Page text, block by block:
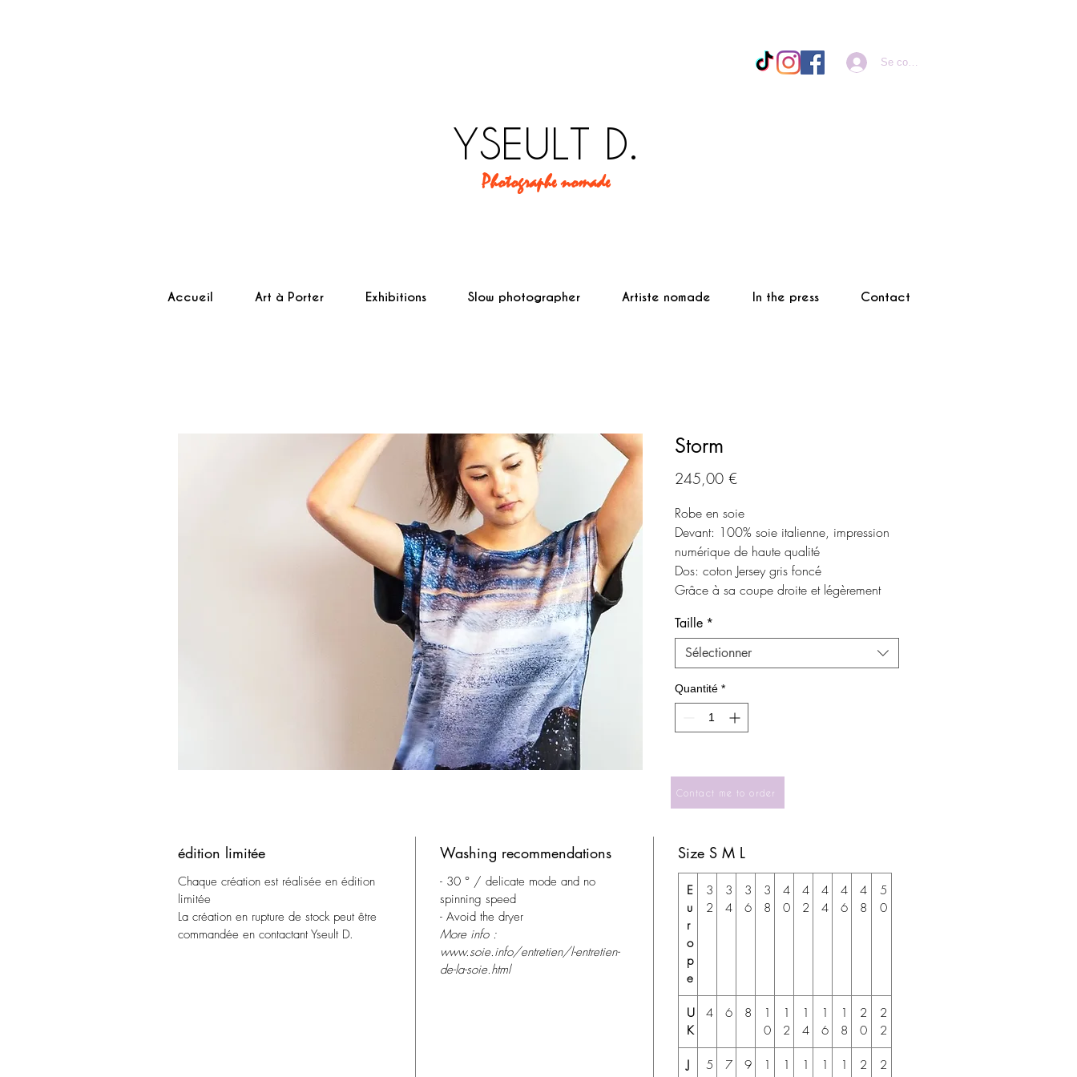
Se connecter
YSEULT D.
Photographe nomade
Accueil Art à Porter Exhibitions Slow photographer Artiste nomade In the press Contact
Storm
245,00 €Prix
Robe en soie
Devant: 100% soie italienne, impression
numérique de haute qualité
Dos: coton Jersey gris foncé
Grâce à sa coupe droite et légèrement
nombreuses morphologies.
Disponible en 3 tailles.
Taille *
Sélectionner
Quantité *
édition limitée
Chaque création est réalisée en édition
limitée
La création en rupture de stock peut être
commandée en contactant Yseult D.
Washing recommendations
- 30 ° / delicate mode and no
spinning speed
- Avoid the dryer
More info :
www.soie.info/entretien/l-entretien-
de-la-soie.html
Size S M L
E
u
r
o
p
e
3
2
3
4
3
6
3
8
4
0
4
2
4
4
4
6
4
8
5
0
U
K
4 6 8
1
0
1
2
1
4
1
6
1
8
2
0
2
2
J
5 7 9
1
1
1
1
1
2
2
Contact me to order